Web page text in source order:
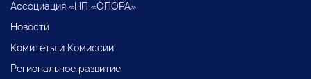
Ассоциация «НП «ОПОРА»
Новости
Комитеты и Комиссии
Региональное развитие